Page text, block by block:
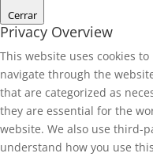
Cerrar
Privacy Overview
This website uses cookies
navigate through the
that are categorized as
they are essential for the
website. We also use third-
understand how you use